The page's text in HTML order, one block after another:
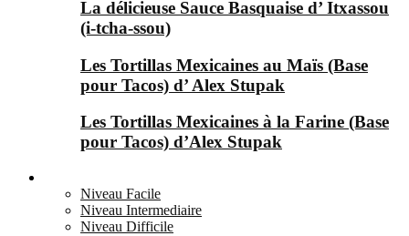
La délicieuse Sauce Basquaise d’ Itxassou
(i-tcha-ssou)
Les Tortillas Mexicaines au Maïs (Base
pour Tacos) d’ Alex Stupak
Les Tortillas Mexicaines à la Farine (Base
pour Tacos) d’Alex Stupak
Niveau Facile
Niveau Intermediaire
Niveau Difficile